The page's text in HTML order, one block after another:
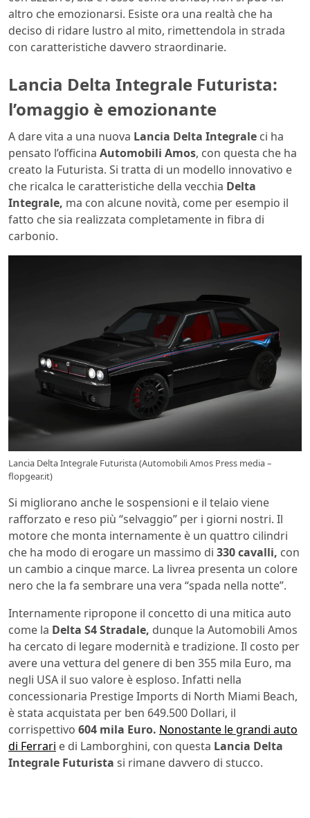
altro che emozionarsi. Esiste ora una realtà che ha
deciso di ridare lustro al mito, rimettendola in strada
con caratteristiche davvero straordinarie.
Lancia Delta Integrale Futurista:
l’omaggio è emozionante
A dare vita a una nuova Lancia Delta Integrale ci ha
pensato l’officina Automobili Amos, con questa che ha
creato la Futurista. Si tratta di un modello innovativo e
che ricalca le caratteristiche della vecchia Delta
Integrale, ma con alcune novità, come per esempio il
fatto che sia realizzata completamente in fibra di
carbonio.
Lancia Delta Integrale Futurista (Automobili Amos Press media –
flopgear.it)
Si migliorano anche le sospensioni e il telaio viene
rafforzato e reso più “selvaggio” per i giorni nostri. Il
motore che monta internamente è un quattro cilindri
che ha modo di erogare un massimo di 330 cavalli, con
un cambio a cinque marce. La livrea presenta un colore
nero che la fa sembrare una vera “spada nella notte”.
Internamente ripropone il concetto di una mitica auto
come la Delta S4 Stradale, dunque la Automobili Amos
ha cercato di legare modernità e tradizione. Il costo per
avere una vettura del genere di ben 355 mila Euro, ma
negli USA il suo valore è esploso. Infatti nella
concessionaria Prestige Imports di North Miami Beach,
è stata acquistata per ben 649.500 Dollari, il
corrispettivo 604 mila Euro. Nonostante le grandi auto
di Ferrari e di Lamborghini, con questa Lancia Delta
Integrale Futurista si rimane davvero di stucco.